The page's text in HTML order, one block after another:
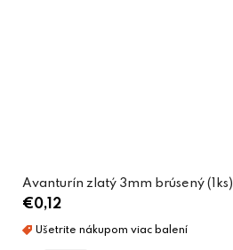
Avanturín zlatý 3mm brúsený (1ks)
€0,12